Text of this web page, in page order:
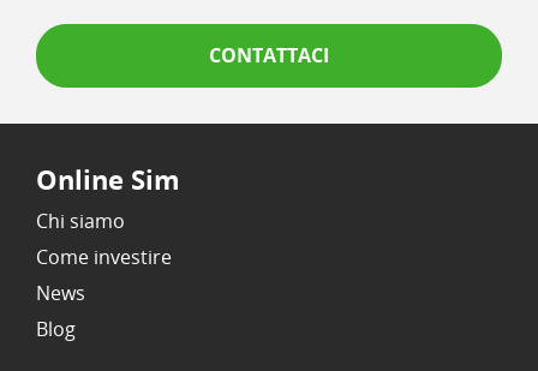
CONTATTACI
Online Sim
Chi siamo
Come investire
News
Blog